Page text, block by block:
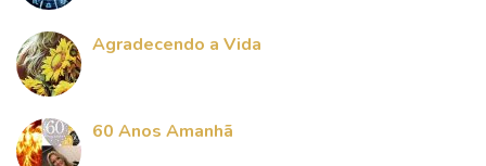
Agradecendo a Vida
60 Anos Amanhã